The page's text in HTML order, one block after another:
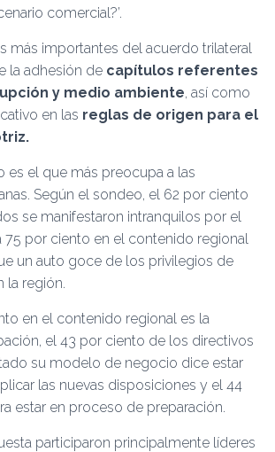
comercial?’.
más importantes del acuerdo trilateral
la adhesión de capítulos referentes
y medio ambiente, así como
en las reglas de origen para el
es el que más preocupa a las
Según el sondeo, el 62 por ciento
se manifestaron intranquilos por el
75 por ciento en el contenido regional
un auto goce de los privilegios de
la región.
en el contenido regional es la
el 43 por ciento de los directivos
su modelo de negocio dice estar
las nuevas disposiciones y el 44
estar en proceso de preparación.
participaron principalmente líderes